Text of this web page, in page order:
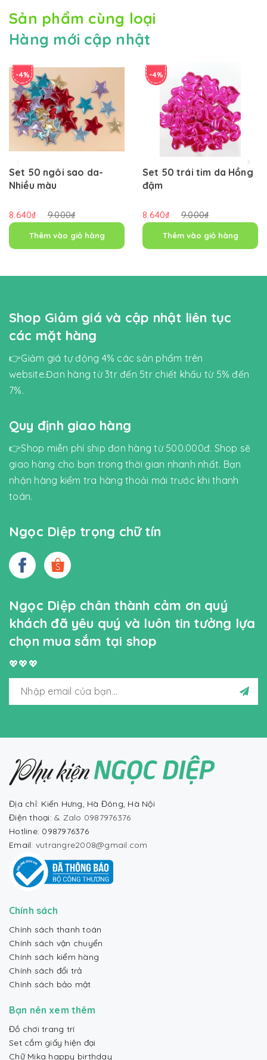
Sản phẩm cùng loại
Hàng mới cập nhật
-4%
Set 50 ngôi sao da-
Nhiều màu
8.640₫ 9.000₫
Thêm vào giỏ hàng
-4%
Set 50 trái tim da Hồng
đậm
8.640₫ 9.000₫
Thêm vào giỏ hàng
Shop Giảm giá và cập nhật liên tục
các mặt hàng
👉Giảm giá tự động 4% các sản phẩm trên
website.Đơn hàng từ 3tr đến 5tr chiết khấu từ 5% đến
7%.
Quy định giao hàng
👉Shop miễn phí ship đơn hàng từ 500.000đ. Shop sẽ
giao hàng cho bạn trong thời gian nhanh nhất. Bạn
nhận hàng kiểm tra hàng thoải mái trước khi thanh
toán.
Ngọc Diệp trọng chữ tín
Ngọc Diệp chân thành cảm ơn quý
khách đã yêu quý và luôn tin tưởng lựa
chọn mua sắm tại shop
💖💖💖
Địa chỉ: Kiến Hưng, Hà Đông, Hà Nội
Điện thoại: & Zalo 0987976376
Hotline: 0987976376
Email: vutrangre2008@gmail.com
Chính sách
Chính sách thanh toán
Chính sách vận chuyển
Chính sách kiểm hàng
Chính sách đổi trả
Chính sách bảo mật
Bạn nên xem thêm
Đồ chơi trang trí
Set cắm giấy hiện đại
Chữ Mika happy birthday